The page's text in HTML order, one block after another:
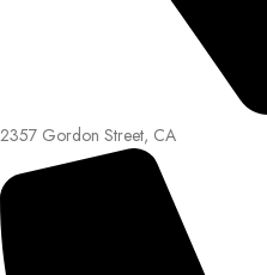
2357 Gordon Street, CA